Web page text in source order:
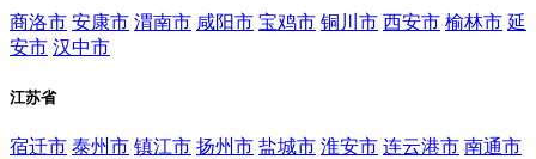
商洛市 安康市 渭南市 咸阳市 宝鸡市 铜川市 西安市 榆林市 延
安市 汉中市
江苏省
宿迁市 泰州市 镇江市 扬州市 盐城市 淮安市 连云港市 南通市